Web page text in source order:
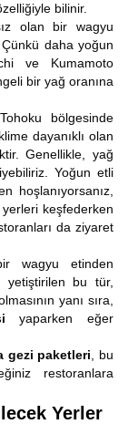
bilinir.
olan bir wagyu
daha yoğun
ve Kumamoto
bir yağ oranına
bölgesinde
dayanıklı olan
Genellikle, yağ
Yoğun etli
hoşlanıyorsanız,
keşfederken
da ziyaret
wagyu etinden
yetiştirilen bu tür,
yanı sıra,
yaparken eğer
gezi paketleri , bu
restoranlara
Yerler